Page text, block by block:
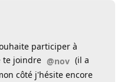
participer à
te joindre @nov (il a
côté j'hésite encore